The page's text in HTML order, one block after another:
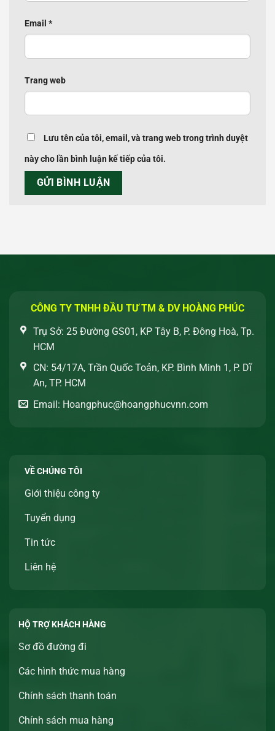
Email *
Trang web
Lưu tên của tôi, email, và trang web trong trình duyệt
này cho lần bình luận kế tiếp của tôi.
CÔNG TY TNHH ĐẦU TƯ TM & DV HOÀNG PHÚC
Trụ Sở: 25 Đường GS01, KP Tây B, P. Đông Hoà, Tp.
HCM
CN: 54/17A, Trần Quốc Toản, KP. Bình Minh 1, P. Dĩ
An, TP. HCM
Email: Hoangphuc@hoangphucvnn.com
VỀ CHÚNG TÔI
Giới thiệu công ty
Tuyển dụng
Tin tức
Liên hệ
HỘ TRỢ KHÁCH HÀNG
Sơ đồ đường đi
Các hình thức mua hàng
Chính sách thanh toán
Chính sách mua hàng